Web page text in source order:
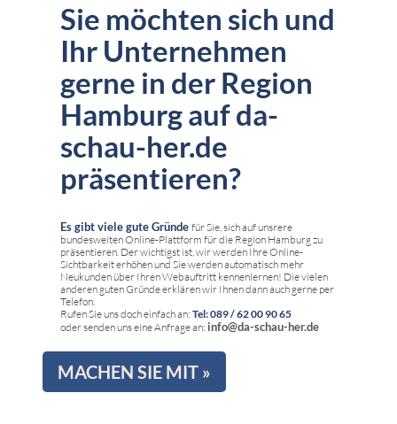
Sie möchten sich und
Ihr Unternehmen
gerne in der Region
Hamburg auf da-
schau-her.de
präsentieren?
Es gibt viele gute Gründe für Sie, sich auf unsrere
bundesweiten Online-Plattform für die Region Hamburg zu
präsentieren. Der wichtigst ist, wir werden Ihre Online-
Sichtbarkeit erhöhen und Sie werden automatisch mehr
Neukunden über Ihren Webauftritt kennenlernen! Die vielen
anderen guten Gründe erklären wir Ihnen dann auch gerne per
Telefon.
Rufen Sie uns doch einfach an: Tel: 089 / 62 00 90 65
oder senden uns eine Anfrage an: info@da-schau-her.de
MACHEN SIE MIT »